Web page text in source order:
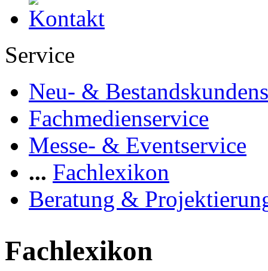
Service
Neu- &
Fachmedienservice
Messe- & Eventservice
... Fachlexikon
Beratung &
Fachlexikon